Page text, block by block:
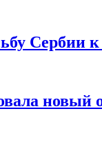
Сербии